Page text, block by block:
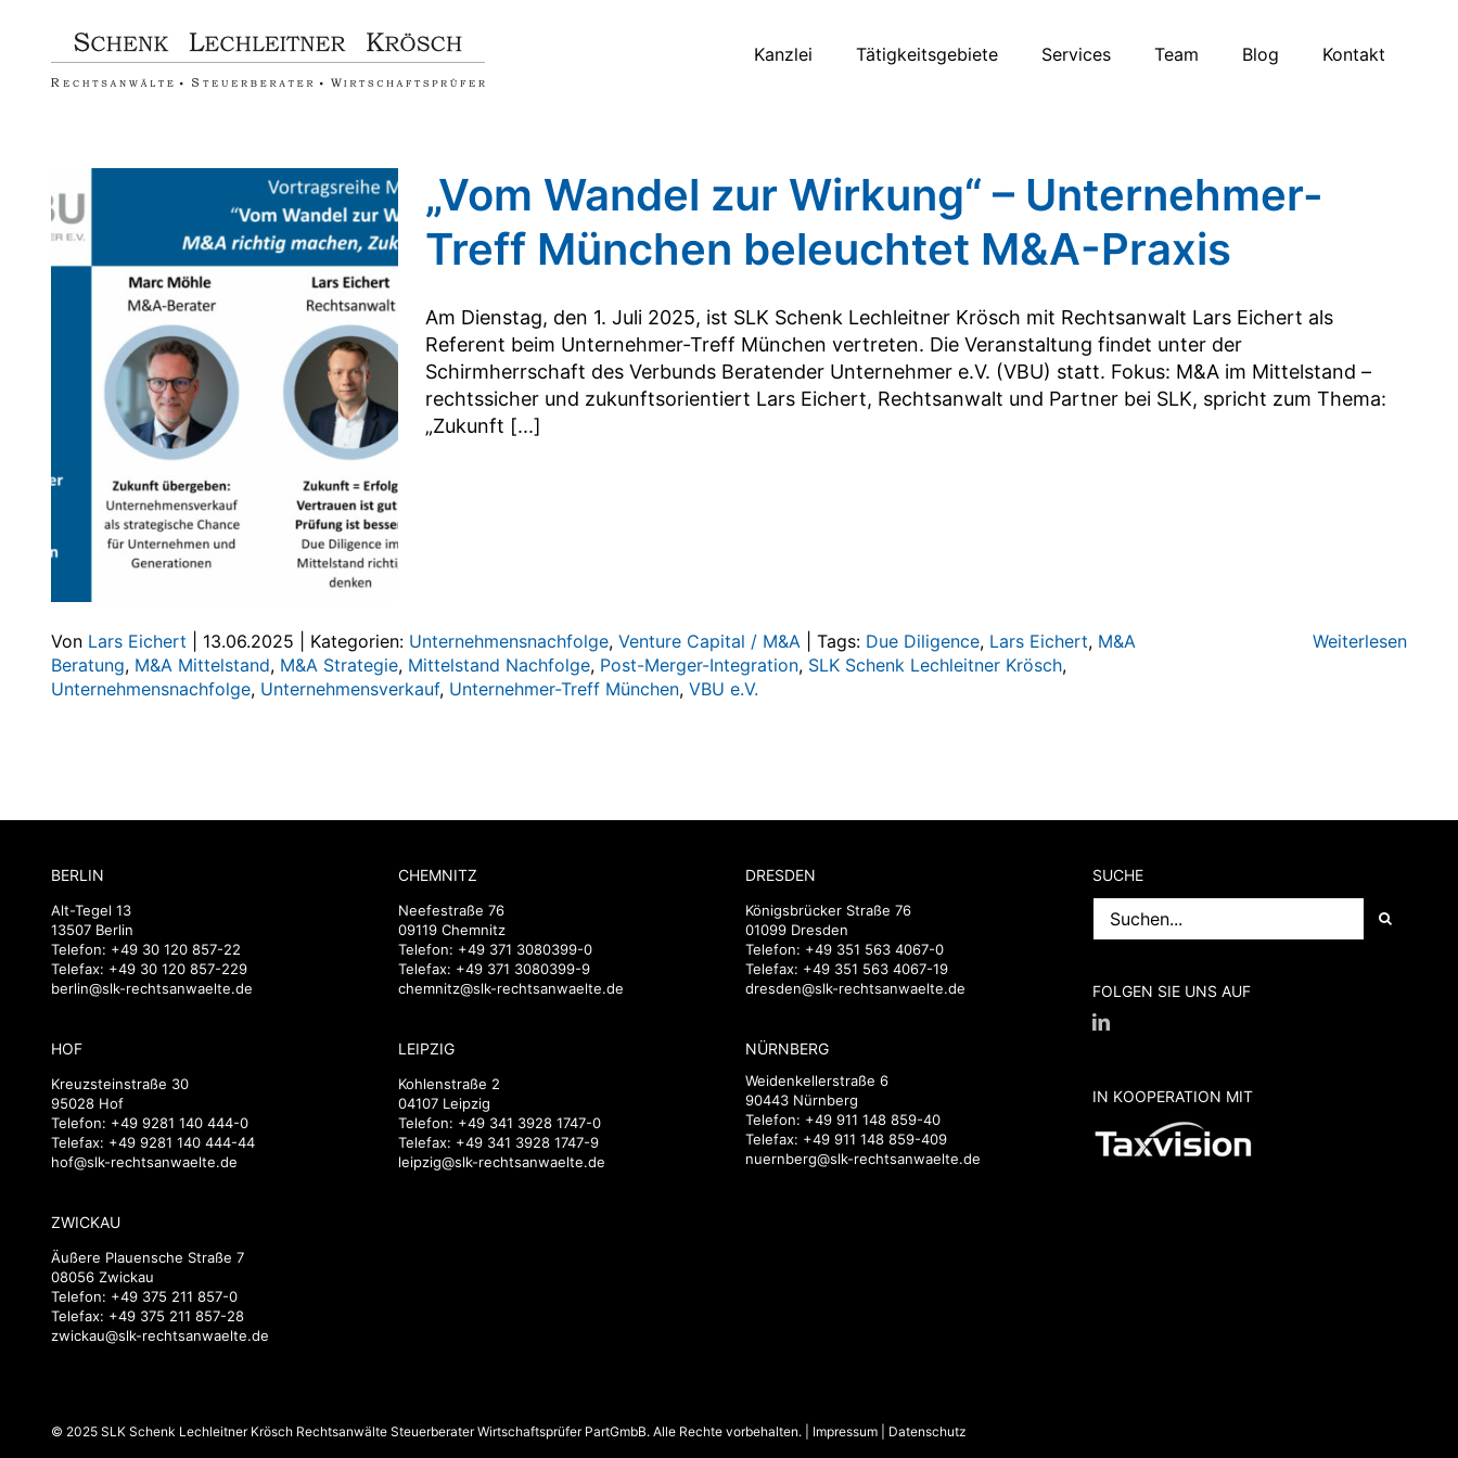
springen
Kanzlei Tätigkeitsgebiete Services Team Blog Kontakt
„Vom Wandel zur Wirkung“ – Unternehmer-
Treff München beleuchtet M&A-Praxis
Am Dienstag, den 1. Juli 2025, ist SLK Schenk Lechleitner Krösch mit Rechtsanwalt Lars Eichert als
Referent beim Unternehmer-Treff München vertreten. Die Veranstaltung findet unter der
Schirmherrschaft des Verbunds Beratender Unternehmer e.V. (VBU) statt. Fokus: M&A im Mittelstand –
rechtssicher und zukunftsorientiert Lars Eichert, Rechtsanwalt und Partner bei SLK, spricht zum Thema:
„Zukunft [...]
Von Lars Eichert 13.06.2025 Kategorien: Unternehmensnachfolge, Venture Capital / M&A Tags: Due Diligence, Lars Eichert, M&A
Beratung, M&A Mittelstand, M&A Strategie, Mittelstand Nachfolge, Post-Merger-Integration, SLK Schenk Lechleitner Krösch,
Unternehmensnachfolge, Unternehmensverkauf, Unternehmer-Treff München, VBU e.V.
Weiterlesen
BERLIN
Alt-Tegel 13
13507 Berlin
Telefon: +49 30 120 857-22
Telefax: +49 30 120 857-229
berlin@slk-rechtsanwaelte.de
HOF
Kreuzsteinstraße 30
95028 Hof
Telefon: +49 9281 140 444-0
Telefax: +49 9281 140 444-44
hof@slk-rechtsanwaelte.de
ZWICKAU
Äußere Plauensche Straße 7
08056 Zwickau
Telefon: +49 375 211 857-0
Telefax: +49 375 211 857-28
zwickau@slk-rechtsanwaelte.de
CHEMNITZ
Neefestraße 76
09119 Chemnitz
Telefon: +49 371 3080399-0
Telefax: +49 371 3080399-9
chemnitz@slk-rechtsanwaelte.de
LEIPZIG
Kohlenstraße 2
04107 Leipzig
Telefon: +49 341 3928 1747-0
Telefax: +49 341 3928 1747-9
leipzig@slk-rechtsanwaelte.de
DRESDEN
Königsbrücker Straße 76
01099 Dresden
Telefon: +49 351 563 4067-0
Telefax: +49 351 563 4067-19
dresden@slk-rechtsanwaelte.de
NÜRNBERG
Weidenkellerstraße 6
90443 Nürnberg
Telefon: +49 911 148 859-40
Telefax: +49 911 148 859-409
nuernberg@slk-rechtsanwaelte.de
SUCHE
nach:
FOLGEN SIE UNS AUF
IN KOOPERATION MIT
© 2025 SLK Schenk Lechleitner Krösch Rechtsanwälte Steuerberater Wirtschaftsprüfer PartGmbB. Alle Rechte vorbehalten. | Impressum Datenschutz